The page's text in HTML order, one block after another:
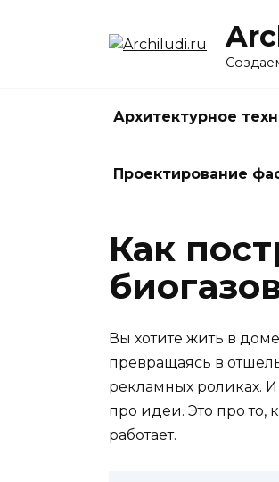
Архитектурное
Проектирование
Как
Вы хотите жить в
превращаясь в
рекламных роликах. И
про идеи. Это про то,
работает.